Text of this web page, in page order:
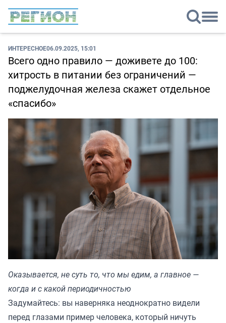
ИНТЕРЕСНОЕ06.09.2025, 15:01
Всего одно правило — доживете до 100:
хитрость в питании без ограничений —
поджелудочная железа скажет отдельное
«спасибо»
Оказывается, не суть то, что мы едим, а главное —
когда и с какой периодичностью
Задумайтесь: вы наверняка неоднократно видели
перед глазами пример человека, который ничуть